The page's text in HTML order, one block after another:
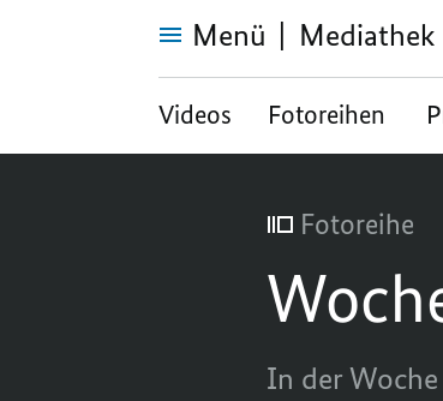
Menü Mediathek
Videos Fotoreihen
Fotoreihe
In der